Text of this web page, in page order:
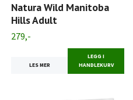
Natura Wild Manitoba
Hills Adult
279,-
LES MER
LEGG I
HANDLEKURV